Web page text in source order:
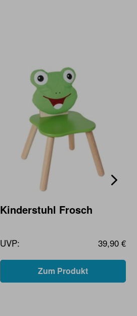
Kinderstuhl Frosch
UVP: 39,90 €
Zum Produkt